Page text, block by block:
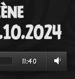
11:40